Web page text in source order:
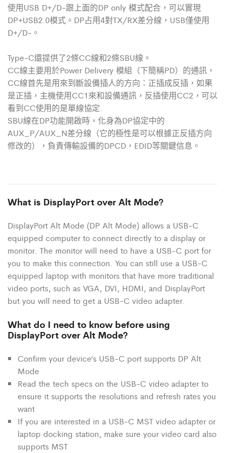
使用USB D+/D-跟上面的DP only 模式配合，可以實現
DP+USB2.0模式。DP占用4對TX/RX差分線，USB僅使用
D+/D-。
Type-C還提供了2條CC線和2條SBU線。
CC線主要用於Power Delivery 模組（下簡稱PD）的通訊，
CC線首先是用來到斷設備插人的方向：正插成反插，如果
是正插，主機使用CC1來和設備通訊，反插使用CC2，可以
看到CC使用的是單線協定.
SBU線在DP功能開啟時，化身為DP協定中的
AUX_P/AUX_N差分線（它的極性是可以根據正反插方向
修改的），負責傳輸設備的DPCD，EDID等關鍵信息。
What is DisplayPort over Alt Mode?
DisplayPort Alt Mode (DP Alt Mode) allows a USB-C
equipped computer to connect directly to a display or
monitor. The monitor will need to have a USB-C port for
you to make this connection. You can still use a USB-C
equipped laptop with monitors that have more traditional
video ports, such as VGA, DVI, HDMI, and DisplayPort
but you will need to get a USB-C video adapter.
What do I need to know before using
DisplayPort over Alt Mode?
Confirm your device’s USB-C port supports DP Alt
Mode
Read the tech specs on the USB-C video adapter to
ensure it supports the resolutions and refresh rates you
want
If you are interested in a USB-C MST video adapter or
laptop docking station, make sure your video card also
supports MST